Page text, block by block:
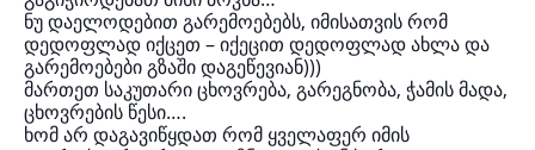
ნუ დაელოდებით გარემოებებს, იმისათვის რომ
დედოფლად იქცეთ – იქეცით დედოფლად ახლა და
გარემოებები გზაში დაგეწევიან)))
მართეთ საკუთარი ცხოვრება, გარეგნობა, ჭამის მადა,
ცხოვრების წესი….
ხომ არ დაგავიწყდათ რომ ყველაფერ იმის